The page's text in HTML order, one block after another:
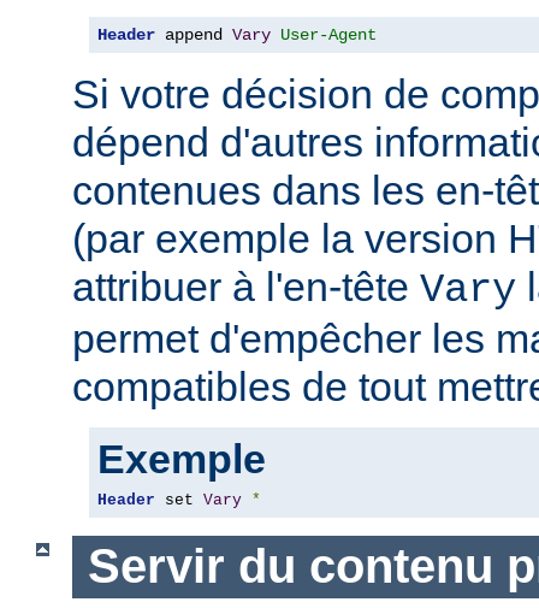
Header append Vary User-Agent
Si votre décision de
dépend d'autres
contenues dans les en-
(par exemple la version
attribuer à l'en-tête Vary
permet d'empêcher les
compatibles de tout
Exemple
Header set Vary *
Servir du contenu